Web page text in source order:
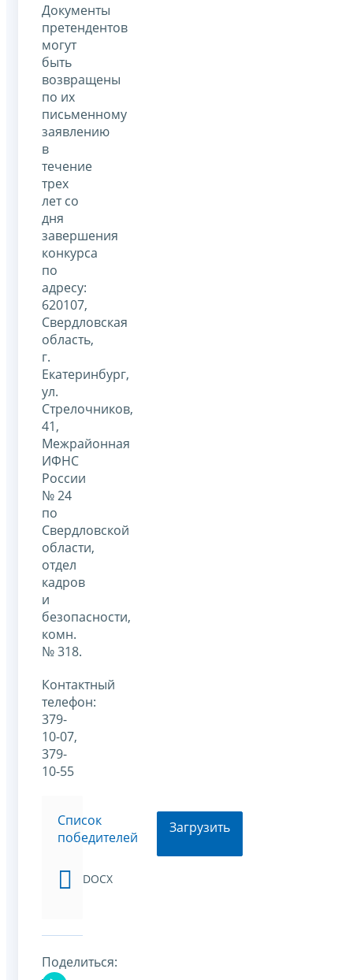
Документы
претендентов
могут
быть
возвращены
по их
письменному
заявлению
в
течение
трех
лет со
дня
завершения
конкурса
по
адресу:
620107,
Свердловская
область,
г.
Екатеринбург,
ул.
Стрелочников,
41,
Межрайонная
ИФНС
России
№ 24
по
Свердловской
области,
отдел
кадров
и
безопасности,
комн.
№ 318.
Контактный
телефон:
379-
10-07,
379-
10-55
Список
победителей
DOCX
Загрузить
Поделиться: